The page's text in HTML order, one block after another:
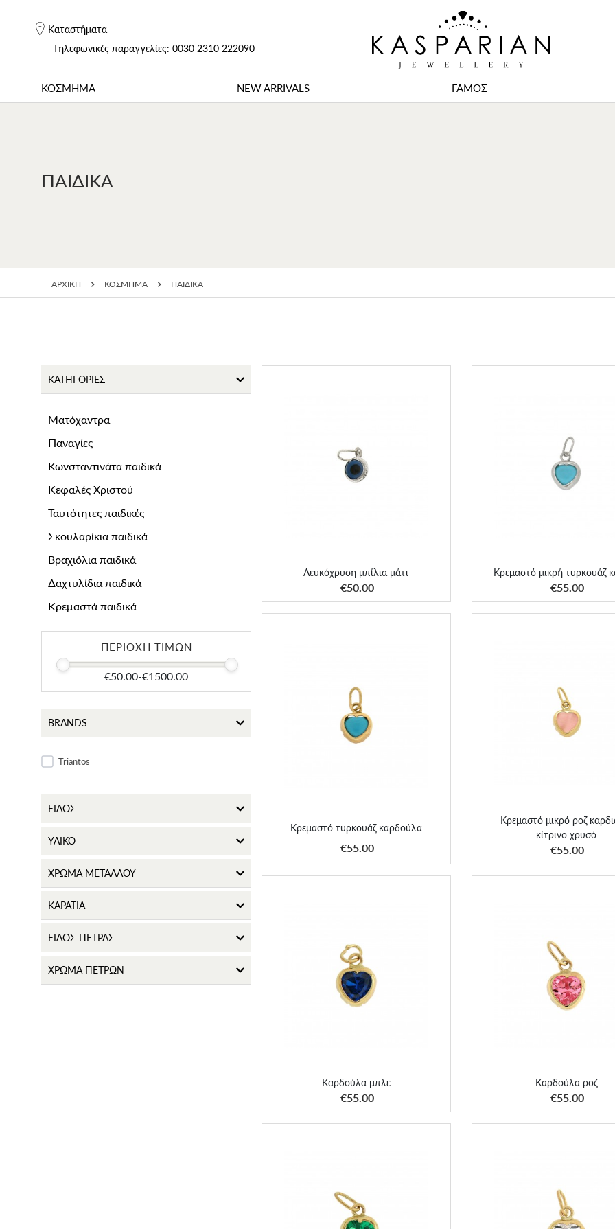
Καταστήματα
Tηλεφωνικές παραγγελίες: 0030 2310 222090
ΚΟΣΜΗΜΑ NEW ARRIVALS ΓΑΜΟΣ
ΠΑΙΔΙΚΑ
ΑΡΧΙΚΗ ΚΟΣΜΗΜΑ ΠΑΙΔΙΚΑ
ΚΑΤΗΓΟΡΙΕΣ
Ματόχαντρα
Παναγίες
Κωνσταντινάτα παιδικά
Κεφαλές Χριστού
Ταυτότητες παιδικές
Σκουλαρίκια παιδικά
Βραχιόλια παιδικά
Δαχτυλίδια παιδικά
Κρεμαστά παιδικά
Παραμάνες
Παιδικά accessoriesΠΕΡΙΟΧΗ ΤΙΜΩΝ
€50.00-€1500.00
BRANDS
Triantos
ΕΙΔΟΣ
ΥΛΙΚΟ
ΧΡΩΜΑ ΜΕΤΑΛΛΟΥ
ΚΑΡΑΤΙΑ
ΕΙΔΟΣ ΠΕΤΡΑΣ
ΧΡΩΜΑ ΠΕΤΡΩΝ
Λευκόχρυση μπίλια μάτι
€50.00
Λευκόχρυση μπίλια μάτι
ΑΠΟΚΤΗΣΕ ΤΟ
Κρεμαστό μικρή τυρκουάζ
€55.00
Κρεμαστό μικρή τυρκουάζ
ΑΠΟΚΤΗΣΕ ΤΟ
Κρεμαστό τυρκουάζ καρδούλα
€55.00
Κρεμαστό τυρκουάζ καρδούλα
ΑΠΟΚΤΗΣΕ ΤΟ
Κρεμαστό μικρό ροζ
κίτρινο χρυσό
€55.00
Κρεμαστό μικρό ροζ καρδιά σε
χρυσό
ΑΠΟΚΤΗΣΕ ΤΟ
Καρδούλα μπλε
€55.00
Καρδούλα μπλε
ΑΠΟΚΤΗΣΕ ΤΟ
Καρδούλα ροζ
€55.00
Καρδούλα ροζ
ΑΠΟΚΤΗΣΕ ΤΟ
Καρδούλα πράσινη Καρδούλα λευκή